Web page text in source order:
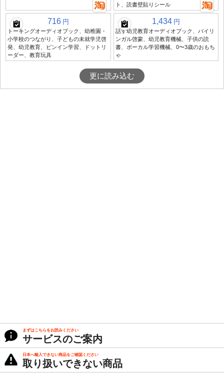
ト、読書壁貼りシール
716 円
トーキングオーディオブック、幼稚園・
小学校のつながり、子どもの未就学児啓
発、幼児教育、ピンイン学習、ドットリ
ーダー、教育玩具
1,434 円
話す幼児教育オーディオブック、バイリ
ンガル啓蒙、幼児教育機械、子供の読
書、ボーカル学習機械、0〜3歳のおもち
ゃ
更に読み込む
まずはこちらをお読みください
サービスのご案内
日本へ輸入できない商品をご確認ください
取り扱いできない商品